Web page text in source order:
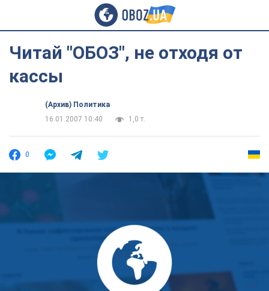
Читай "ОБОЗ", не отходя от
кассы
(Архив) Политика
16.01.2007 10:40
1,0 т.
0